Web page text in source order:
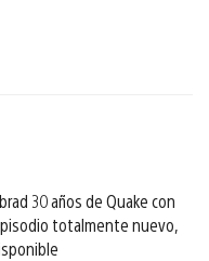
30 años de Quake con
totalmente nuevo,